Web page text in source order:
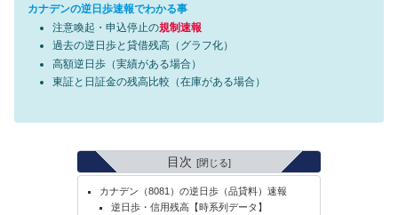
カナデンの逆日歩速報でわかる事
注意喚起・申込停止の規制速報
過去の逆日歩と貸借残高（グラフ化）
高額逆日歩（実績がある場合）
東証と日証金の残高比較（在庫がある場合）
目次
カナデン（8081）の逆日歩（品貸料）速報
逆日歩・信用残高【時系列データ】